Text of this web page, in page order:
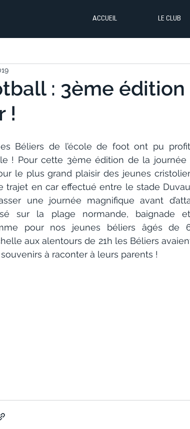
ACCUEIL LE CLUB
: 3ème
!
Béliers de l’école de foot ont pu
! Pour cette 3ème édition de la
le plus grand plaisir des jeunes
trajet en car effectué entre le stade
une journée magnifique avant
sur la plage normande, baignade
pour nos jeunes béliers âgés
aux alentours de 21h les Béliers
à raconter à leurs parents !